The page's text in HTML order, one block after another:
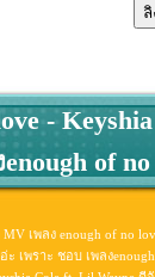
-
of
เพลง enough of no
เพราะ ชอบ เพลง